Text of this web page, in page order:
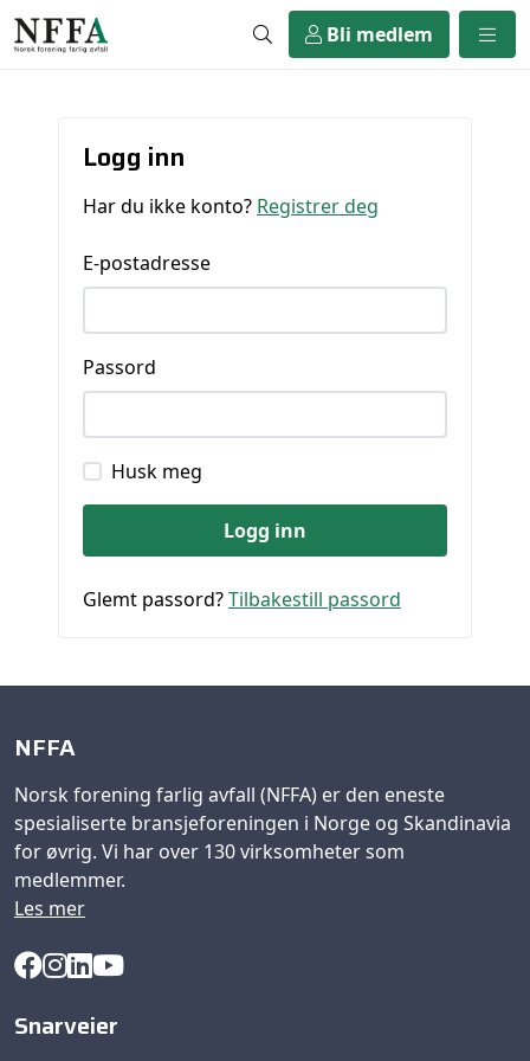
Bli medlem
Logg inn
Har du ikke konto? Registrer deg
E-postadresse
Passord
Husk meg
Logg inn
Glemt passord?Tilbakestill passord
NFFA
Norsk forening farlig avfall (NFFA) er den eneste
spesialiserte bransjeforeningen i Norge og Skandinavia
for øvrig. Vi har over 130 virksomheter som
medlemmer.
Les mer
Snarveier